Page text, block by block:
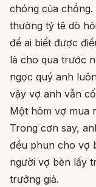
chóng của
thường tỷ tê dò
để ai biết được
lả cho qua trước
ngọc quý anh
vậy vợ anh vẫn
Một hôm vợ mua
Trong cơn say,
đều phun cho vợ
người vợ bèn lấy
trưởng giả.